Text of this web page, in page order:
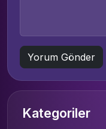
Kategoriler